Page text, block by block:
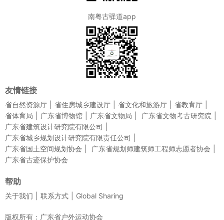
南粤古驿道app
友情链接
省自然资源厅 省住房城乡建设厅 省文化和旅游厅
省教育厅
省体育局
广东省博物馆 广东省文物局
广东省文物考古研究院
广东省建筑设计研究院有限公司
广东省城乡规划设计研究院有限责任公司
广东省国土空间规划协会
广东省规划师建筑师工程师志愿者协会
广东省古迹保护协会
帮助
关于我们 联系方式 Global Sharing
版权所有：广东省户外运动协会